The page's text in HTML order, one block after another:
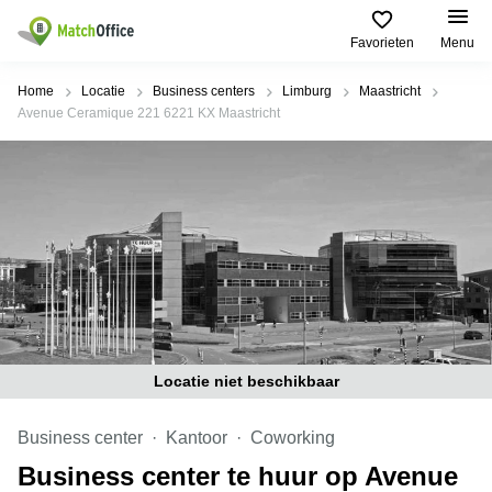
Favorieten Menu
Huren / Verhuren
Productpagina's
Centers
Flexplekken
Coworking
Spaces
Kantoor
Bedrijfsruimte
Populaire
Amsterdam
Oost
Amsterdam
Westpoort
Bergen
Zoom
Amersfoort
Breda
Populaire
Kantoor
huren
Bergen
op
Zoom
huren
huren
Help
Voeg je kantoorruimte toe
Huurprijs
Home Locatie Business centers Limburg
Maastricht
Avenue Ceramique 221 6221 KX Maastricht
Locatie niet beschikbaar
Business center Kantoor Coworking
Business center te huur op Avenue